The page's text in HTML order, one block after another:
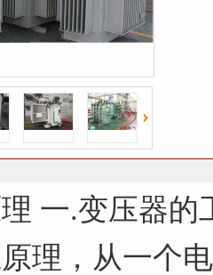
一.变压器的
理，从一个